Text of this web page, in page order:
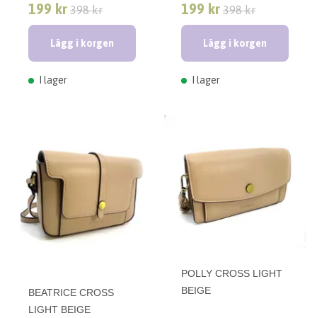
199 kr 398 kr
Lägg i korgen
I lager
199 kr 398 kr
Lägg i korgen
I lager
BEATRICE CROSS
LIGHT BEIGE
POLLY CROSS LIGHT
BEIGE